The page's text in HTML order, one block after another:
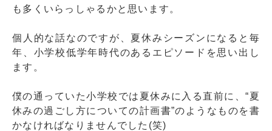
も多くいらっしゃるかと思います。
個人的な話なのですが、夏休みシーズンになると毎
年、小学校低学年時代のあるエピソードを思い出し
ます。
僕の通っていた小学校では夏休みに入る直前に、“夏
休みの過ごし方についての計画書”のようなものを書
かなければなりませんでした(笑)